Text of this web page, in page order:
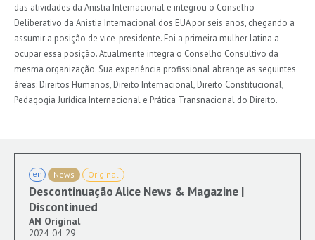
das atividades da Anistia Internacional e integrou o Conselho
Deliberativo da Anistia Internacional dos EUA por seis anos, chegando a
assumir a posição de vice-presidente. Foi a primeira mulher latina a
ocupar essa posição. Atualmente integra o Conselho Consultivo da
mesma organização. Sua experiência profissional abrange as seguintes
áreas: Direitos Humanos, Direito Internacional, Direito Constitucional,
Pedagogia Jurídica Internacional e Prática Transnacional do Direito.
en News Original
Descontinuação Alice News & Magazine |
Discontinued
AN Original
2024-04-29